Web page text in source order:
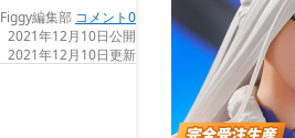
Figgy編集部 コメント0
2021年12月10日公開
2021年12月10日更新